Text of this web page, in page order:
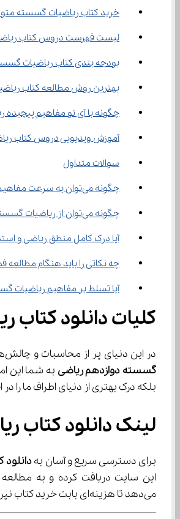
خرید کتاب ریاضیات گسسته
لیست فهرست دروس کتاب
بودجه بندی کتاب ریاضیات
بهترین روش مطالعه کتاب
چگونه با آی نو مفاهیم
آموزش ویدیویی دروس کتاب
سوالات متداول
چگونه می‌توان به سرعت مفاهیم پیچیده ریاضیات گسسته را یاد گرفت؟
چگونه می‌توان از ریاضیات گسسته در حل مسائل واقعی مانند تحلیل شبکه‌ها استفاده کرد؟
آیا درک کامل منطق ریاضی و استدلال‌های ریاضیات گسسته به تمرین زیاد
چه نکاتی را باید هنگام مطالعه فصل‌های مربوط به نظریه اعداد
آیا تسلط بر مفاهیم ریاضیات
کلیات دانلود
در این دنیای پر از محاسبات و چالش‌های ریاضی، درس
گسسته دوازدهم ریاضی
بلکه درک بهتری از دنیای اطراف ما را در اختیار
لینک دانلود کتاب
برای دسترسی سریع و آسان به
این سایت دریافت کرده و به
می‌دهد تا هزینه‌ای بابت خرید کتاب نپردازید و به راحتی به این منبع ارزشمند دسترسی پیدا کنید. برای دانلود کتاب ریاضیات گسسته دوازدهم ریاضی کافیست روی لینک زیر کلیک کنید: